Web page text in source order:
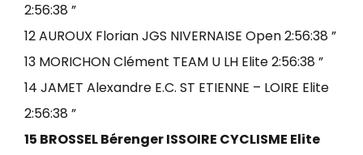
2:56:38 ”
12 AUROUX Florian JGS NIVERNAISE Open 2:56:38 ”
13 MORICHON Clément TEAM U LH Elite 2:56:38 ”
14 JAMET Alexandre E.C. ST ETIENNE – LOIRE Elite
2:56:38 ”
15 BROSSEL Bérenger ISSOIRE CYCLISME Elite